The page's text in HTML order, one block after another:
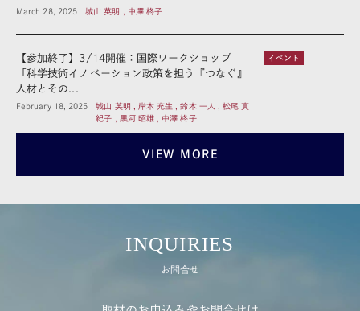
March 28, 2025 城山 英明 , 中澤 柊子
イベント
【参加終了】3/14開催：国際ワークショップ
「科学技術イノベーション政策を担う『つなぐ』
人材とその...
February 18, 2025
城山 英明 , 岸本 充生 , 鈴木 一人 , 松尾 真
紀子 , 黒河 昭雄 , 中澤 柊子
VIEW MORE
INQUIRIES
お問合せ